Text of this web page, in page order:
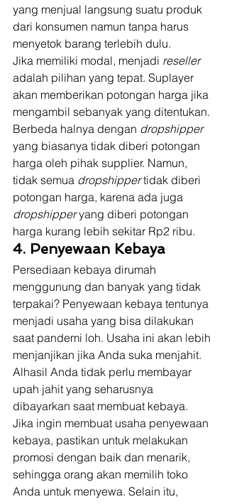
yang menjual langsung suatu produk
dari konsumen namun tanpa harus
menyetok barang terlebih dulu.
Jika memiliki modal, menjadi reseller
adalah pilihan yang tepat. Suplayer
akan memberikan potongan harga jika
mengambil sebanyak yang ditentukan.
Berbeda halnya dengan dropshipper
yang biasanya tidak diberi potongan
harga oleh pihak supplier. Namun,
tidak semua dropshipper tidak diberi
potongan harga, karena ada juga
dropshipper yang diberi potongan
harga kurang lebih sekitar Rp2 ribu.
4. Penyewaan Kebaya
Persediaan kebaya dirumah
menggunung dan banyak yang tidak
terpakai? Penyewaan kebaya tentunya
menjadi usaha yang bisa dilakukan
saat pandemi loh. Usaha ini akan lebih
menjanjikan jika Anda suka menjahit.
Alhasil Anda tidak perlu membayar
upah jahit yang seharusnya
dibayarkan saat membuat kebaya.
Jika ingin membuat usaha penyewaan
kebaya, pastikan untuk melakukan
promosi dengan baik dan menarik,
sehingga orang akan memilih toko
Anda untuk menyewa. Selain itu,